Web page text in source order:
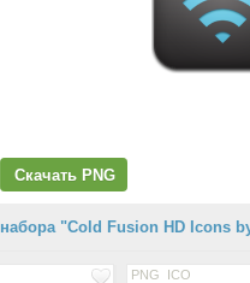
Скачать PNG
"Cold Fusion HD Icons
PNG ICO